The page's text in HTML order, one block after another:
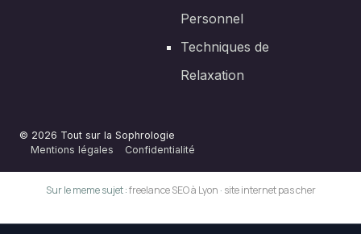
Personnel
Techniques de
Relaxation
© 2026 Tout sur la Sophrologie
Mentions légales
Confidentialité
Sur le meme sujet :freelance SEO à Lyon · site internet pas cher